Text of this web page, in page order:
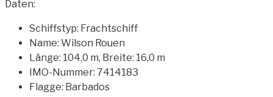
Daten:
Schiffstyp: Frachtschiff
Name: Wilson Rouen
Länge: 104,0 m, Breite: 16,0 m
IMO-Nummer: 7414183
Flagge: Barbados